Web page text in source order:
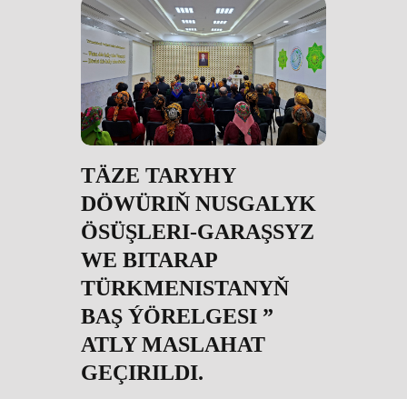
TÄZE TARYHY
DÖWÜRIŇ NUSGALYK
ÖSÜŞLERI-GARAŞSYZ
WE BITARAP
TÜRKMENISTANYŇ
BAŞ ÝÖRELGESI ”
ATLY MASLAHAT
GEÇIRILDI.